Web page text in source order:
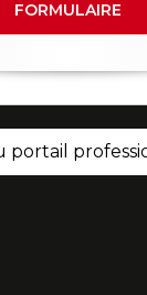
FORMULAIRE
portail